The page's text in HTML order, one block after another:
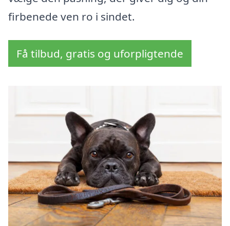
firbenede ven ro i sindet.
Få tilbud, gratis og uforpligtende